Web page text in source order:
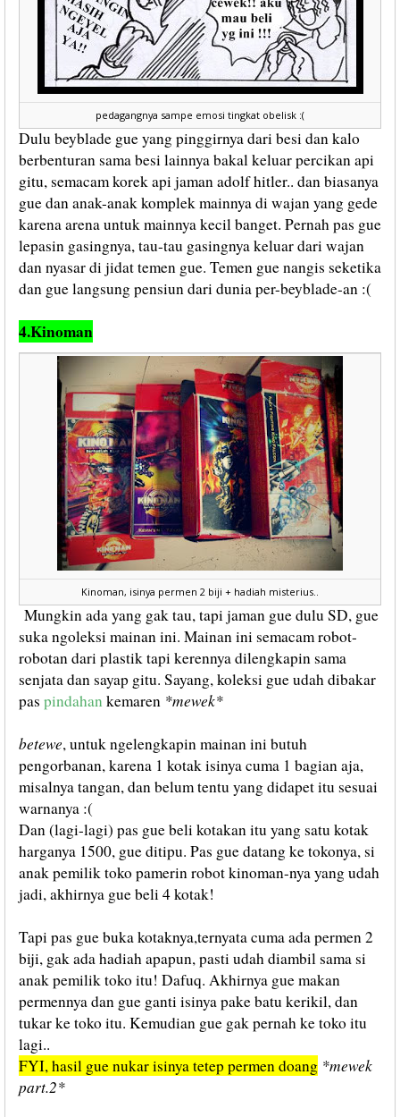
pedagangnya sampe emosi tingkat obelisk :(
Dulu beyblade gue yang pinggirnya dari besi dan kalo
berbenturan sama besi lainnya bakal keluar percikan api
gitu, semacam korek api jaman adolf hitler.. dan biasanya
gue dan anak-anak komplek mainnya di wajan yang gede
karena arena untuk mainnya kecil banget. Pernah pas gue
lepasin gasingnya, tau-tau gasingnya keluar dari wajan
dan nyasar di jidat temen gue. Temen gue nangis seketika
dan gue langsung pensiun dari dunia per-beyblade-an :(
4.Kinoman
Kinoman, isinya permen 2 biji + hadiah misterius..
Mungkin ada yang gak tau, tapi jaman gue dulu SD, gue
suka ngoleksi mainan ini. Mainan ini semacam robot-
robotan dari plastik tapi kerennya dilengkapin sama
senjata dan sayap gitu. Sayang, koleksi gue udah dibakar
pas pindahan kemaren *mewek*
betewe, untuk ngelengkapin mainan ini butuh
pengorbanan, karena 1 kotak isinya cuma 1 bagian aja,
misalnya tangan, dan belum tentu yang didapet itu sesuai
warnanya :(
Dan (lagi-lagi) pas gue beli kotakan itu yang satu kotak
harganya 1500, gue ditipu. Pas gue datang ke tokonya, si
anak pemilik toko pamerin robot kinoman-nya yang udah
jadi, akhirnya gue beli 4 kotak!
Tapi pas gue buka kotaknya,ternyata cuma ada permen 2
biji, gak ada hadiah apapun, pasti udah diambil sama si
anak pemilik toko itu! Dafuq. Akhirnya gue makan
permennya dan gue ganti isinya pake batu kerikil, dan
tukar ke toko itu. Kemudian gue gak pernah ke toko itu
lagi..
FYI, hasil gue nukar isinya tetep permen doang *mewek
part.2*